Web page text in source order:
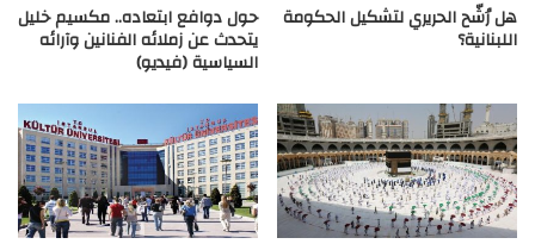
هل رُشّح الحريري لتشكيل الحكومة
اللبنانية؟
حول دوافع ابتعاده.. مكسيم خليل
يتحدث عن زملائه الفنانين وآرائه
السياسية (فيديو)